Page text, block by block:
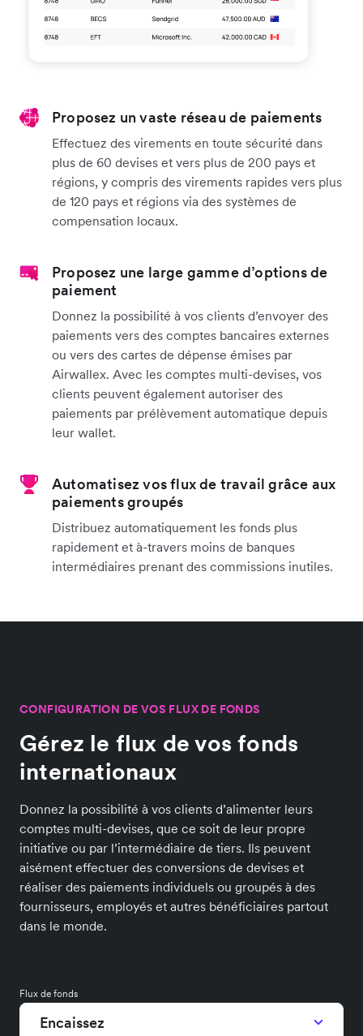
Proposez un vaste réseau de paiements
Effectuez des virements en toute sécurité dans
plus de 60 devises et vers plus de 200 pays et
régions, y compris des virements rapides vers plus
de 120 pays et régions via des systèmes de
compensation locaux.
Proposez une large gamme d’options de
paiement
Donnez la possibilité à vos clients d’envoyer des
paiements vers des comptes bancaires externes
ou vers des cartes de dépense émises par
Airwallex. Avec les comptes multi-devises, vos
clients peuvent également autoriser des
paiements par prélèvement automatique depuis
leur wallet.
Automatisez vos flux de travail grâce aux
paiements groupés
Distribuez automatiquement les fonds plus
rapidement et à-travers moins de banques
intermédiaires prenant des commissions inutiles.
CONFIGURATION DE VOS FLUX DE FONDS
Gérez le flux de vos fonds
internationaux
Donnez la possibilité à vos clients d’alimenter leurs
comptes multi-devises, que ce soit de leur propre
initiative ou par l’intermédiaire de tiers. Ils peuvent
aisément effectuer des conversions de devises et
réaliser des paiements individuels ou groupés à des
fournisseurs, employés et autres bénéficiaires partout
dans le monde.
Flux de fonds
Encaissez